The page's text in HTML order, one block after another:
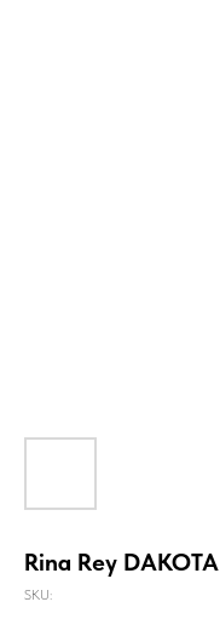
Rina Rey DAKOTA
SKU: